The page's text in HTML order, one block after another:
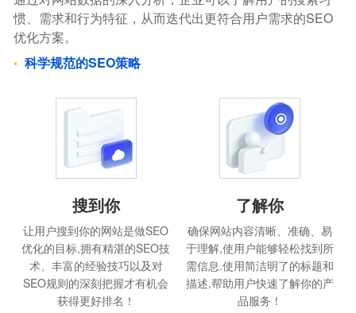
惯、需求和行为特征，从而迭代出更符合用户需求的SEO
优化方案。
科学规范的SEO策略
搜到你
让用户搜到你的网站是做SEO
优化的目标,拥有精湛的SEO技
术、丰富的经验技巧以及对
SEO规则的深刻把握才有机会
获得更好排名！
了解你
确保网站内容清晰、准确、易
于理解,使用户能够轻松找到所
需信息.使用简洁明了的标题和
描述,帮助用户快速了解你的产
品服务！